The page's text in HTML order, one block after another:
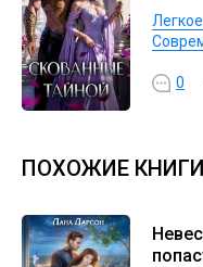
0
ПОХОЖИЕ КНИГИ